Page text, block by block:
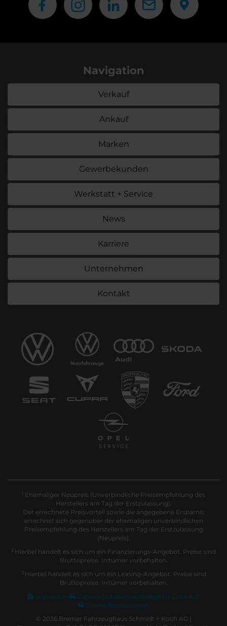
Navigation
Verkauf
Ankauf
Marken
Gewerbekunden
Werkstatt + Service
News
Karriere
Unternehmen
Kontakt
1 Ehemaliger Neupreis (Unverbindliche Preisempfehlung des
Herstellers am Tag der Erstzulassung).
Der errechnete Preisvorteil sowie die angegebene Ersparnis
errechnet sich gegenüber der ehemaligen unverbindlichen
Preisempfehlung des Herstellers am Tag der Erstzulassung
(Neupreis).
2 Hierbei handelt es sich um ein Finanzierungs-Angebot. Preise sind
Bruttopreise. Irrtümer vorbehalten.
3 Hierbei handelt es sich um ein Leasing-Angebot. Preise sind
Bruttopreise. Irrtümer vorbehalten.
Impressum
Datenschutz Barrierefreiheit EU Data Act
Cookie Einstellungen
© 2026 Bremer Fahrzeughaus Schmidt + Koch AG |